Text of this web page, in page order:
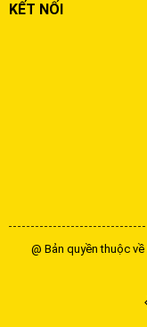
KẾT NỐI
@ Bản quyền thuộc về